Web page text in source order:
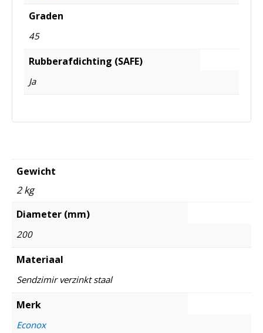
Graden
45
Rubberafdichting (SAFE)
Ja
Gewicht
2 kg
Diameter (mm)
200
Materiaal
Sendzimir verzinkt staal
Merk
Econox